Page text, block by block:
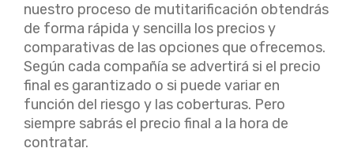
nuestro proceso de mutitarificación obtendrás
de forma rápida y sencilla los precios y
comparativas de las opciones que ofrecemos.
Según cada compañía se advertirá si el precio
final es garantizado o si puede variar en
función del riesgo y las coberturas. Pero
siempre sabrás el precio final a la hora de
contratar.